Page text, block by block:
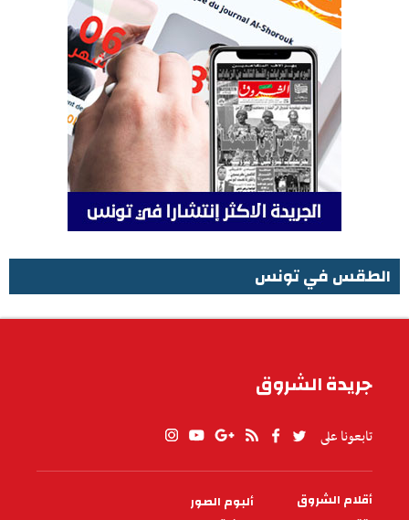
الطقس في تونس
جريدة الشروق
تابعونا على
PIED
أقلام الشروق
ألبوم الصور